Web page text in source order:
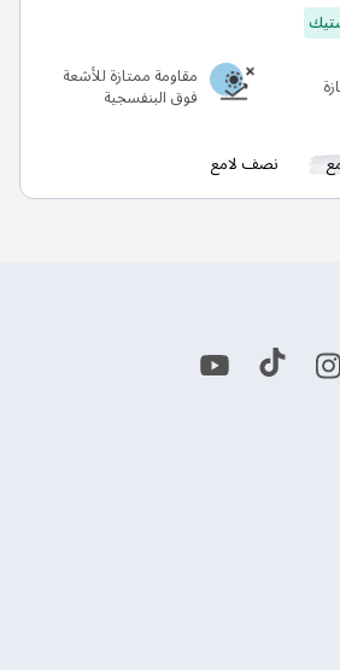
مقاومة ممتازة للأشعة
فوق البنفسجية
نصف لامع